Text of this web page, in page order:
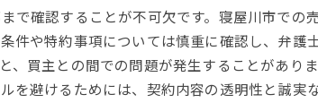
活動の進捗管理とフィードバック
ブル発生時の相談窓口と解決策
屋川市の不動産売却に必要な市場動向の把握
確認することが不可欠です。寝屋川市での
件や特約事項については慎重に確認し、弁護
、買主との間での問題が発生することがあり
避けるためには、契約内容の透明性と誠実